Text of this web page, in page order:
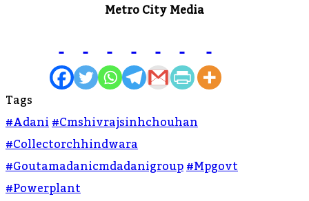
Metro City Media
Tags
#adani#cmshivrajsinhchouhan
#collectorchhindwara
#goutamadanicmdadanigroup#mpgovt
#powerplant